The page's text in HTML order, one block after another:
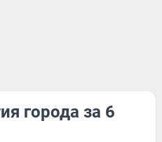
города за 6